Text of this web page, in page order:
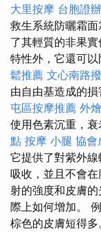
大里按摩 台胞證
救生系統防曬霜
了其輕質的非果
特性外，它還可
鬆推薦 文心南路
由自由基造成的
屯區按摩推薦 外
使用色素沉重，衰
點 按摩 小腿 協會
它提供了對紫外
吸收，並且不會
射的強度和皮膚
際上如何增加。
棕色的皮膚短得